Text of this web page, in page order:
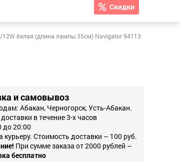
Скидки
12W белая (длина лампы 35см) Navigator 94113
и самовывоз
Абакан, Черногорск, Усть-Абакан.
в течение 3-х часов
до 20:00
курьеру. Стоимость доставки – 100 руб.
При сумме заказа от 2000 рублей –
бесплатно